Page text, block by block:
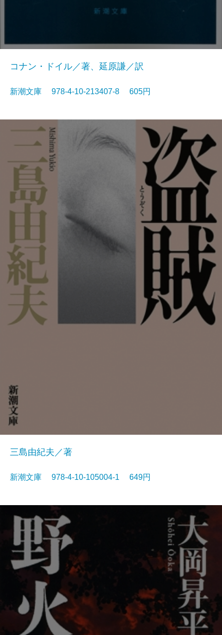
コナン・ドイル／著、延原謙／訳
新潮文庫 978-4-10-213407-8 605円
三島由紀夫／著
新潮文庫 978-4-10-105004-1 649円